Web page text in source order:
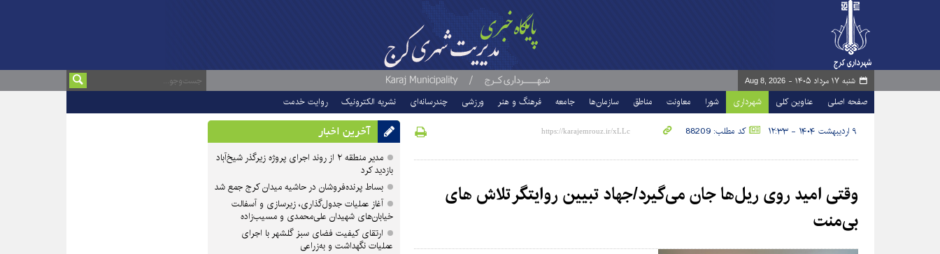
شنبه ۱۷ مرداد ۱۴۰۵ - Aug 8, 2026
صفحه اصلی عناوین کلی شهرداری شورا معاونت مناطق سازمان‌ها جامعه فرهنگ و هنر ورزشی چندرسانه‌ای نشریه الکترونیک روایت خدمت
۹ اردیبهشت ۱۴۰۴ - ۱۲:۳۳ کد مطلب: 88209
وقتی امید روی ریل‌ها جان می‌گیرد/جهاد تبیین روایتگر تلاش های
بی‌منت
آخرین اخبار
مدیر منطقه ۲ از روند اجرای پروژه زیرگذر شیخ‌آباد
بازدید کرد
بساط پرنده‌فروشان در حاشیه میدان کرج جمع شد
آغاز عملیات جدول‌گذاری، زیرسازی و آسفالت
خیابان‌های شهیدان علی‌محمدی و مسیب‌زاده
ارتقای کیفیت فضای سبز گلشهر با اجرای
عملیات نگهداشت و به‌زراعی